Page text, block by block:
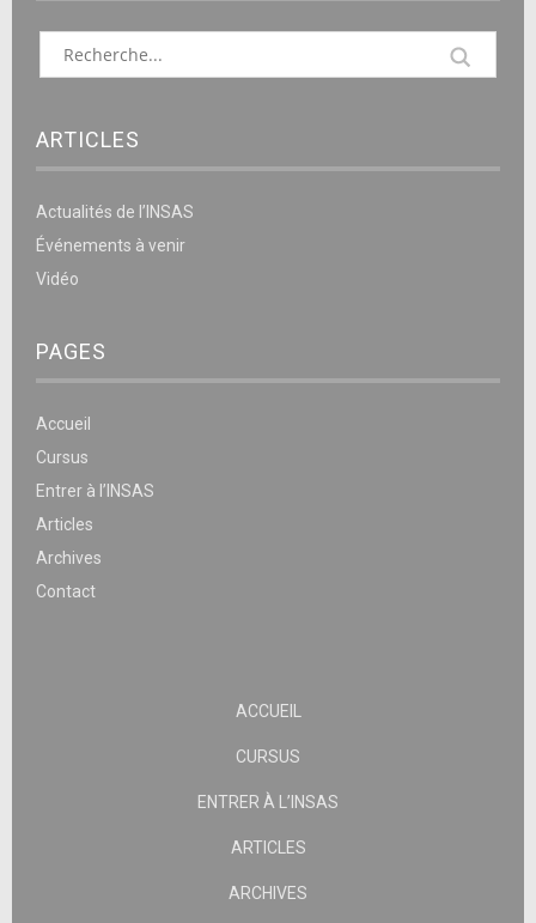
ARTICLES
Actualités de l’INSAS
Événements à venir
Vidéo
PAGES
Accueil
Cursus
Entrer à l’INSAS
Articles
Archives
Contact
ACCUEIL
CURSUS
ENTRER À L’INSAS
ARTICLES
ARCHIVES